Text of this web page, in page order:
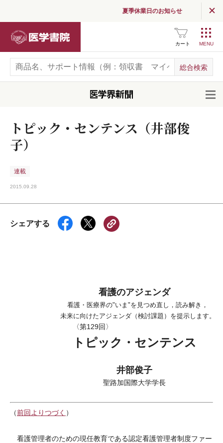
夏季休業日のお知らせ
カート
トピック・センテンス（井部俊
子）
連載
2015.09.28
シェアする
看護のアジェンダ
看護・医療界の"いま"を見つめ直し，読み解き，
未来に向けたアジェンダ（検討課題）を提示します。
〈第129回〉
トピック・センテンス
井部俊子
聖路加国際大学学長
（前回よりつづく ）
看護管理者のための現任教育である認定看護管理者制度ファー